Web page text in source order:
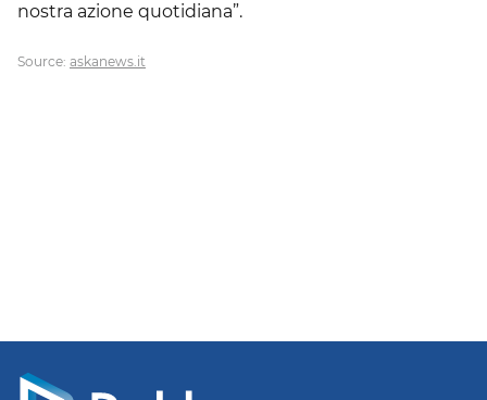
nostra azione quotidiana”.
Source: askanews.it